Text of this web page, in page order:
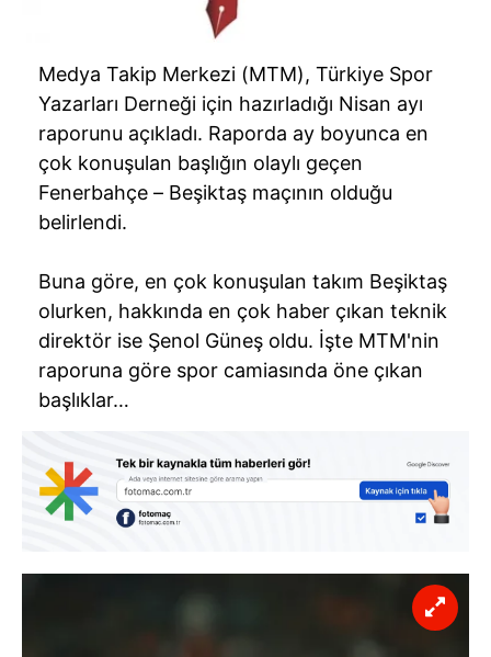
Medya Takip Merkezi (MTM), Türkiye Spor
Yazarları Derneği için hazırladığı Nisan ayı
raporunu açıkladı. Raporda ay boyunca en
çok konuşulan başlığın olaylı geçen
Fenerbahçe – Beşiktaş maçının olduğu
belirlendi.
Buna göre, en çok konuşulan takım Beşiktaş
olurken, hakkında en çok haber çıkan teknik
direktör ise Şenol Güneş oldu. İşte MTM'nin
raporuna göre spor camiasında öne çıkan
başlıklar…